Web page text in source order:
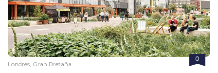
0
Londres, Gran Bretaña